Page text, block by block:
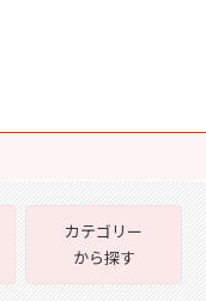
カテゴリー
から探す